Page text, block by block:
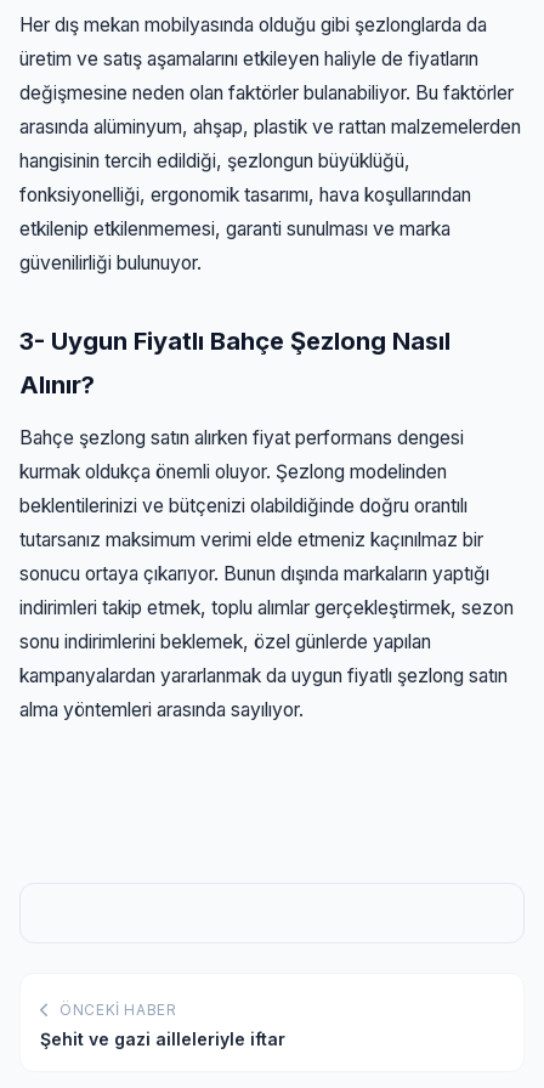
Her dış mekan mobilyasında olduğu gibi şezlonglarda da
üretim ve satış aşamalarını etkileyen haliyle de fiyatların
değişmesine neden olan faktörler bulanabiliyor. Bu faktörler
arasında alüminyum, ahşap, plastik ve rattan malzemelerden
hangisinin tercih edildiği, şezlongun büyüklüğü,
fonksiyonelliği, ergonomik tasarımı, hava koşullarından
etkilenip etkilenmemesi, garanti sunulması ve marka
güvenilirliği bulunuyor.
3- Uygun Fiyatlı Bahçe Şezlong Nasıl
Alınır?
Bahçe şezlong satın alırken fiyat performans dengesi
kurmak oldukça önemli oluyor. Şezlong modelinden
beklentilerinizi ve bütçenizi olabildiğinde doğru orantılı
tutarsanız maksimum verimi elde etmeniz kaçınılmaz bir
sonucu ortaya çıkarıyor. Bunun dışında markaların yaptığı
indirimleri takip etmek, toplu alımlar gerçekleştirmek, sezon
sonu indirimlerini beklemek, özel günlerde yapılan
kampanyalardan yararlanmak da uygun fiyatlı şezlong satın
alma yöntemleri arasında sayılıyor.
ÖNCEKI HABER
Şehit ve gazi ailleleriyle iftar